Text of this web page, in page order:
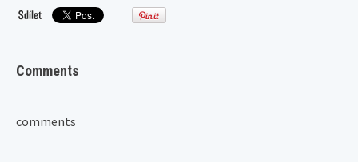
Comments
comments